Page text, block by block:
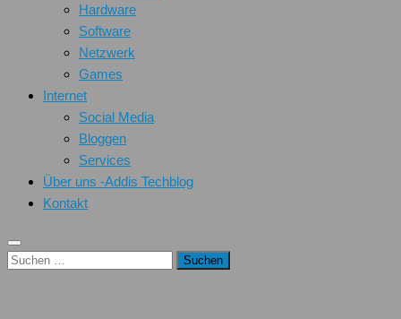
Hardware
Software
Netzwerk
Games
Internet
Social Media
Bloggen
Services
Über uns -Addis Techblog
Kontakt
Suchen